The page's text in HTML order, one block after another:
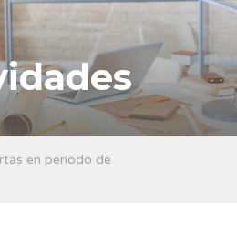
en periodo de